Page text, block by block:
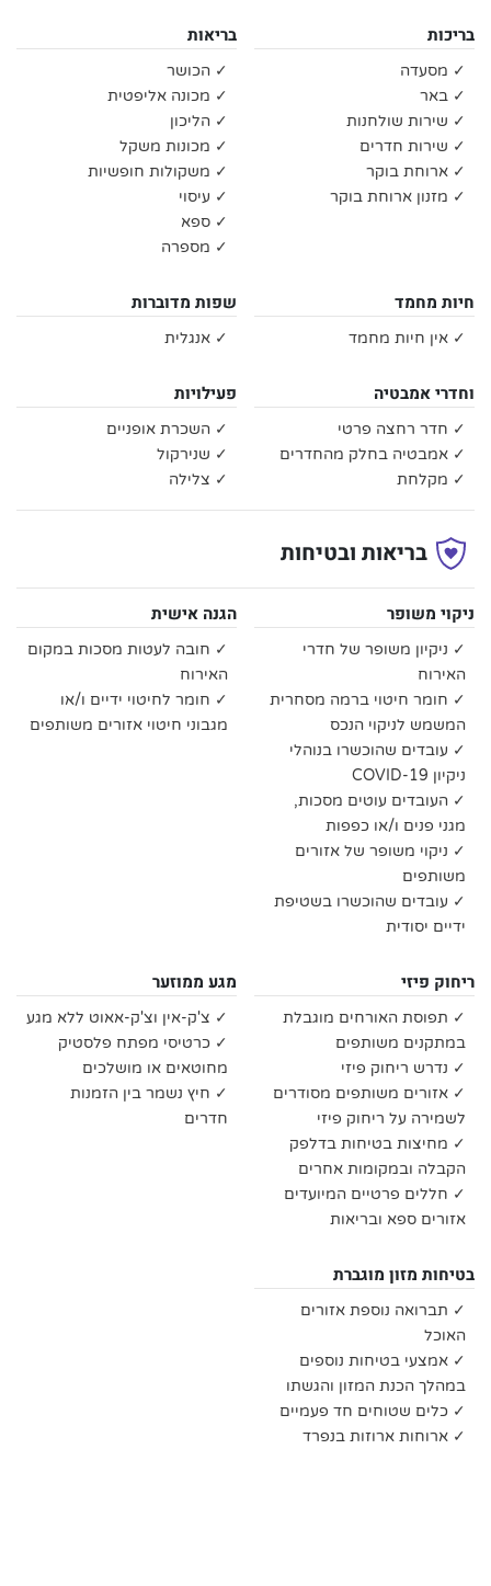
בריכות
✓ מסעדה
✓ באר
✓ שירות שולחנות
✓ שירות חדרים
✓ ארוחת בוקר
✓ מזנון ארוחת בוקר
בריאות
✓ הכושר
✓ מכונה אליפטית
✓ הליכון
✓ מכונות משקל
✓ משקולות חופשיות
✓ עיסוי
✓ ספא
✓ מספרה
חיות מחמד
✓ אין חיות מחמד
שפות מדוברות
✓ אנגלית
וחדרי אמבטיה
✓ חדר רחצה פרטי
✓ אמבטיה בחלק מהחדרים
✓ מקלחת
פעילויות
✓ השכרת אופניים
✓ שנירקול
✓ צלילה
בריאות ובטיחות
ניקוי משופר
✓ ניקיון משופר של חדרי
האירוח
✓ חומר חיטוי ברמה מסחרית
המשמש לניקוי הנכס
✓ עובדים שהוכשרו בנוהלי
ניקיון COVID-19
✓ העובדים עוטים מסכות,
מגני פנים ו/או כפפות
✓ ניקוי משופר של אזורים
משותפים
✓ עובדים שהוכשרו בשטיפת
ידיים יסודית
הגנה אישית
✓ חובה לעטות מסכות במקום
האירוח
✓ חומר לחיטוי ידיים ו/או
מגבוני חיטוי אזורים משותפים
ריחוק פיזי
✓ תפוסת האורחים מוגבלת
במתקנים משותפים
✓ נדרש ריחוק פיזי
✓ אזורים משותפים מסודרים
לשמירה על ריחוק פיזי
✓ מחיצות בטיחות בדלפק
הקבלה ובמקומות אחרים
✓ חללים פרטיים המיועדים
אזורים ספא ובריאות
מגע ממוזער
✓ צ'ק-אין וצ'ק-אאוט ללא מגע
✓ כרטיסי מפתח פלסטיק
מחוטאים או מושלכים
✓ חיץ נשמר בין הזמנות
חדרים
בטיחות מזון מוגברת
✓ תברואה נוספת אזורים
האוכל
✓ אמצעי בטיחות נוספים
במהלך הכנת המזון והגשתו
✓ כלים שטוחים חד פעמיים
✓ ארוחות ארוזות בנפרד